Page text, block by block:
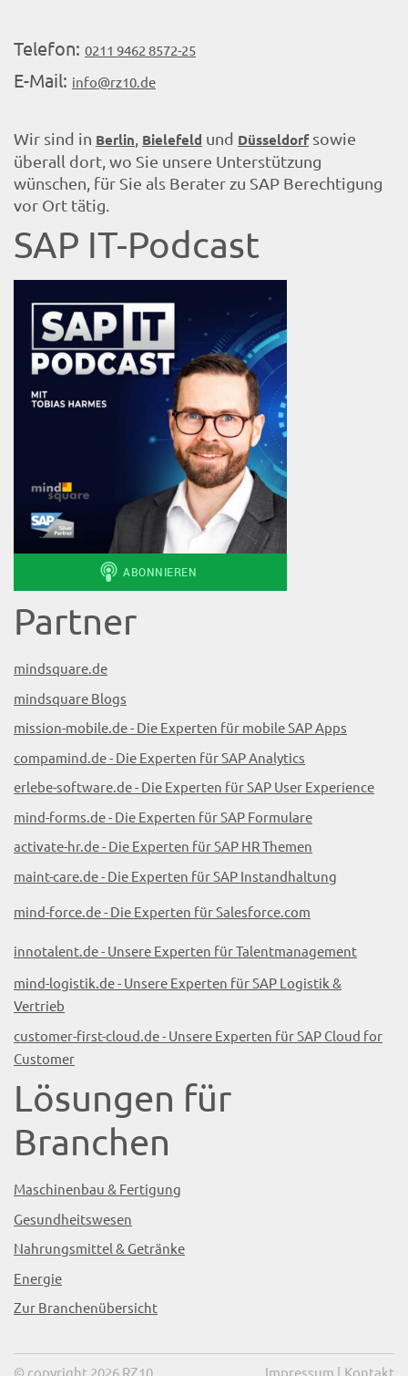
Telefon: 0211 9462 8572-25
E-Mail: info@rz10.de
Wir sind in Berlin Bielefeld und Düsseldorfsowie
überall dort, wo Sie unsere Unterstützung
wünschen, für Sie als Berater zu SAP Berechtigung
vor Ort tätig.
SAP IT-Podcast
Partner
mindsquare.de
mindsquare Blogs
mission-mobile.de - Die Experten für mobile SAP Apps
compamind.de - Die Experten für SAP Analytics
erlebe-software.de - Die Experten für SAP User Experience
mind-forms.de - Die Experten für SAP Formulare
activate-hr.de - Die Experten für SAP HR Themen
maint-care.de - Die Experten für SAP Instandhaltung
mind-force.de - Die Experten für Salesforce.com
innotalent.de - Unsere Experten für Talentmanagement
mind-logistik.de - Unsere Experten für SAP Logistik &
Vertrieb
customer-first-cloud.de - Unsere Experten für SAP Cloud for
Customer
Lösungen für
Branchen
Maschinenbau & Fertigung
Gesundheitswesen
Nahrungsmittel & Getränke
Energie
Zur Branchenübersicht
© copyright 2026 RZ10 Impressum | Kontakt